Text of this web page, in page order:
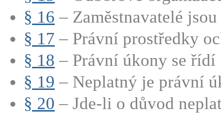
§ 16 – Zaměstnavatelé
§ 17 – Právní prostředky
§ 18 – Právní úkony se řídí
§ 19 – Neplatný je právní
§ 20 – Jde-li o důvod